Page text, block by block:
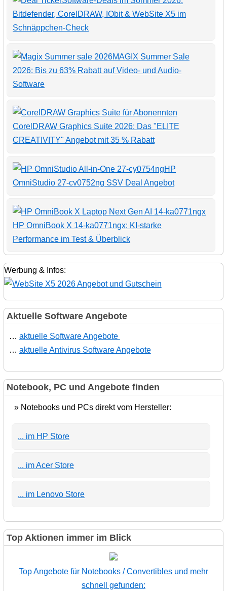
Bitdefender, CorelDRAW, IObit & WebSite X5 im
Schnäppchen-Check
MAGIX Summer Sale
2026: Bis zu 63% Rabatt auf Video- und Audio-
Software
CorelDRAW Graphics Suite 2026: Das "ELITE
CREATIVITY" Angebot mit 35 % Rabatt
HP
OmniStudio 27-cv0752ng SSV Deal Angebot
HP OmniBook X 14-ka0771ngx: KI-starke
Performance im Test & Überblick
Werbung & Infos:
Aktuelle Software Angebote
… aktuelle Software Angebote
… aktuelle Antivirus Software Angebote
Notebook, PC und Angebote finden
» Notebooks und PCs direkt vom Hersteller:
... im HP Store
... im Acer Store
... im Lenovo Store
Top Aktionen immer im Blick
Top Angebote für Notebooks / Convertibles und mehr
schnell gefunden: